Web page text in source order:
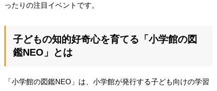
ったりの注目イベントです。
子どもの知的好奇心を育てる「小学館の図
鑑NEO」とは
「小学館の図鑑NEO」は、小学館が発行する子ども向けの学習